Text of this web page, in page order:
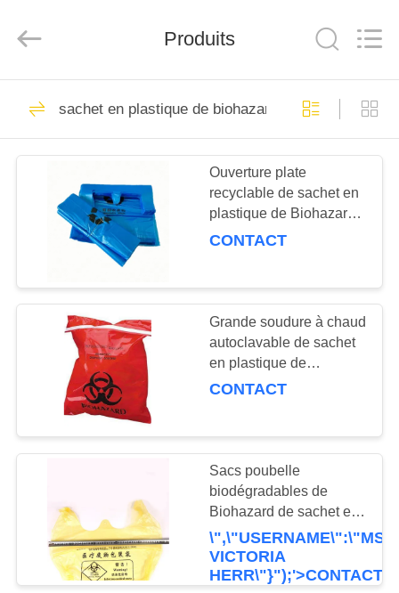
ACCUEIL
PRODUITS
PROPOS
NOUS
VISITE
L'USINE
CONTRÔLE
QUALITÉ
Supplier.
2020
Advance
Rights
95 sacs de pression
sacs conformes du
transport 95kpa
10
sacs du spécimen
95kpa
Produits
sachet en plastique de biohazard
Ouverture plate
recyclable de sachet en
plastique de Biohazard
pour des déchets
CONTACT
Grande soudure à chaud
autoclavable de sachet
en plastique de
Biohazard épaisseur de
CONTACT
Sacs poubelle
biodégradables de
Biohazard de sachet en
plastique de Biohazard
favorables à
l'environnement
\",\"USERNAME\":\"MS.
VICTORIA
HERR\"}");'>CONTACT